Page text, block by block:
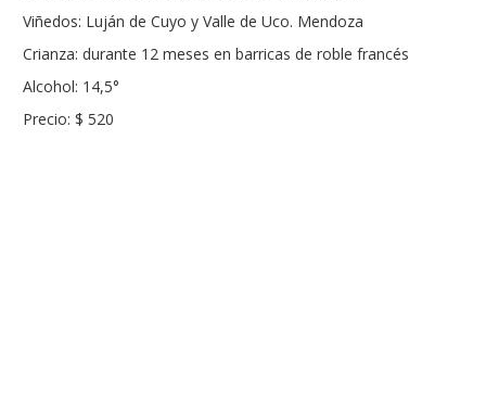
Viñedos: Luján de Cuyo y Valle de Uco. Mendoza
Crianza: durante 12 meses en barricas de roble francés
Alcohol: 14,5°
Precio: $ 520